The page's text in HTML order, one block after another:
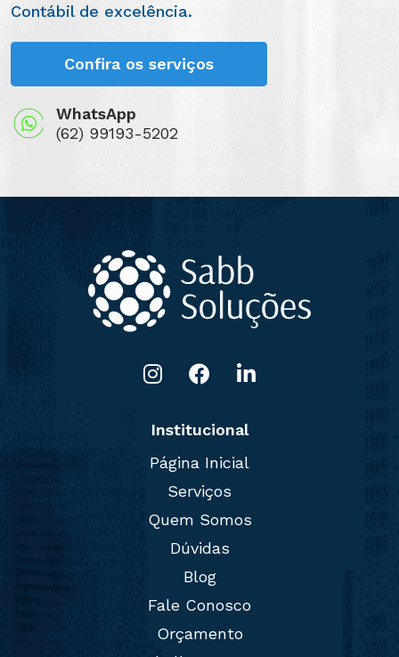
Contábil de excelência.
Confira os serviços
WhatsApp
(62) 99193-5202
Institucional
Página Inicial
Serviços
Quem Somos
Dúvidas
Blog
Fale Conosco
Orçamento